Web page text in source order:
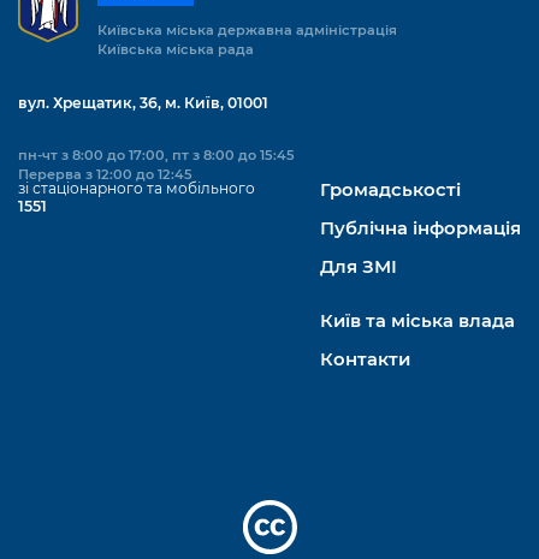
Київська міська державна адміністрація
Київська міська рада
вул. Хрещатик, 36, м. Київ, 01001
пн-чт з 8:00 до 17:00, пт з 8:00 до 15:45
Перерва з 12:00 до 12:45
зі стаціонарного та мобільного
1551
Громадськості
Публічна інформація
Для ЗМІ
Київ та міська влада
Контакти